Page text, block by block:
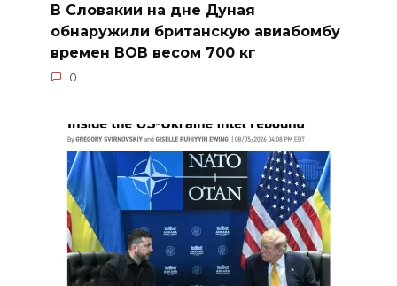
В Словакии на дне Дуная
обнаружили британскую авиабомбу
времен ВОВ весом 700 кг
0